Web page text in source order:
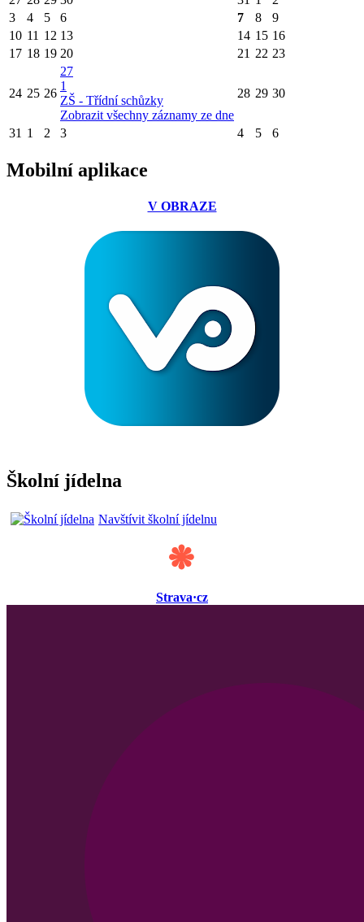
3
4 5 6 7 8
9
10 11 12 13 14 15 16
17 18 19 20 21 22 23
24 25 26
27
1
ZŠ - Třídní schůzky
Zobrazit všechny záznamy ze dne
28 29 30
31 1 2 3 4 5 6
Mobilní aplikace
V OBRAZE
Školní jídelna
Navštívit školní jídelnu
Strava·cz